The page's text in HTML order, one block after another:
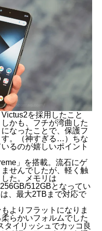
を採用したこと
かも、フチが湾曲した
なったことで、保護フ
す。（神すぎる…）ちな
るのが嬉しいポイント
」を搭載。流石にゲ
せんでしたが、軽く触
た。メモリは
512GBとなってい
、最大2TBまで対応で
よりフラットになりま
らかいフォルムでした
タイリッシュでカッコ良